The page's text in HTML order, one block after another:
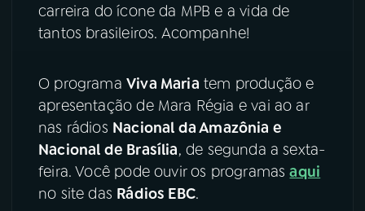
06VIDEOCASTS
07 ÚLTIMAS
08FESTIVAL DE MÚSICA
ACOMPANHE A RÁDIO NACIONAL
carreira do ícone da MPB e a vida de
tantos brasileiros. Acompanhe!
O programa Viva Maria tem produção e
apresentação de Mara Régia e vai ao ar
nas rádios Nacional da Amazônia e
Nacional de Brasília, de segunda a sexta-
feira. Você pode ouvir os programasaqui
no site das Rádios EBC.